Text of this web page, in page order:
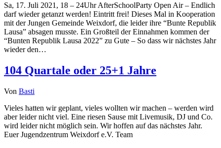
Sa, 17. Juli 2021, 18 – 24Uhr AfterSchoolParty Open Air – Endlich
darf wieder getanzt werden! Eintritt frei! Dieses Mal in Kooperation
mit der Jungen Gemeinde Weixdorf, die leider ihre “Bunte Republik
Lausa” absagen musste. Ein Großteil der Einnahmen kommen der
“Bunten Republik Lausa 2022” zu Gute – So dass wir nächstes Jahr
wieder den…
104 Quartale oder 25+1 Jahre
Von Basti
Vieles hatten wir geplant, vieles wollten wir machen – werden wird
aber leider nicht viel. Eine riesen Sause mit Livemusik, DJ und Co.
wird leider nicht möglich sein. Wir hoffen auf das nächstes Jahr.
Euer Jugendzentrum Weixdorf e.V. Team